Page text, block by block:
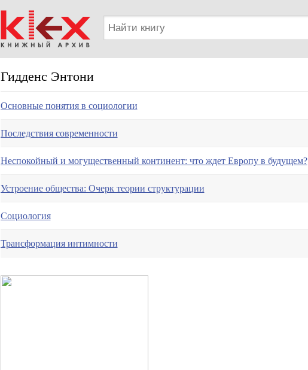
Гидденс Энтони
Основные понятия в социологии
Последствия современности
Неспокойный и могущественный континент: что ждет Европу в будущем?
Устроение общества: Очерк теории структурации
Социология
Трансформация интимности